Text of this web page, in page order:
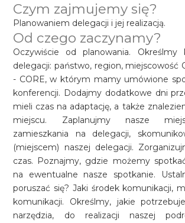
Czym zajmujemy się?
Planowaniem delegacji i jej realizacją.
Od czego zaczynamy?
Oczywiście od planowania. Określmy
delegacji: państwo, region, miejscowość
- CORE, w którym mamy umówione
konferencji. Dodajmy dodatkowe dni
mieli czas na adaptację, a także
miejscu. Zaplanujmy nasze
zamieszkania na delegacji,
(miejscem) naszej delegacji.
czas. Poznajmy, gdzie możemy
na ewentualne nasze spotkanie.
poruszać się? Jaki środek komunikacji,
komunikacji. Określmy, jakie
narzędzia, do realizacji naszej